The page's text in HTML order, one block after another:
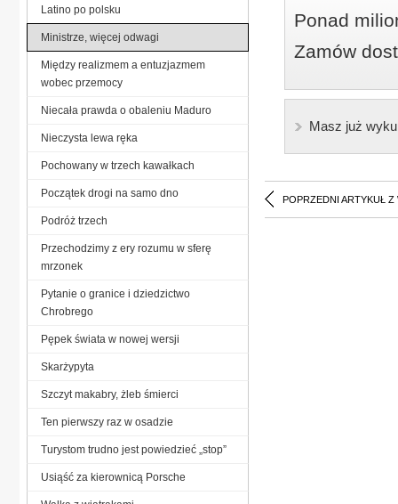
Ponad
Zamów
Masz już
POPRZEDNI ARTYKUŁ Z
Latino po polsku
Ministrze, więcej odwagi
Między realizmem a entuzjazmem
wobec przemocy
Niecała prawda o obaleniu Maduro
Nieczysta lewa ręka
Pochowany w trzech kawałkach
Początek drogi na samo dno
Podróż trzech
Przechodzimy z ery rozumu w sferę
mrzonek
Pytanie o granice i dziedzictwo
Chrobrego
Pępek świata w nowej wersji
Skarżypyta
Szczyt makabry, żleb śmierci
Ten pierwszy raz w osadzie
Turystom trudno jest powiedzieć „stop”
Usiąść za kierownicą Porsche